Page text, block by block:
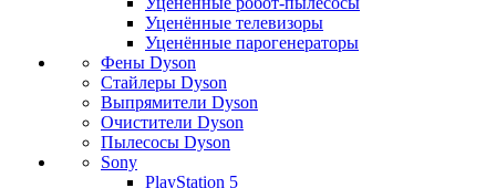
Уценённые телевизоры
Уценённые парогенераторы
Фены Dyson
Стайлеры Dyson
Выпрямители Dyson
Очистители Dyson
Пылесосы Dyson
Sony
PlayStation 5